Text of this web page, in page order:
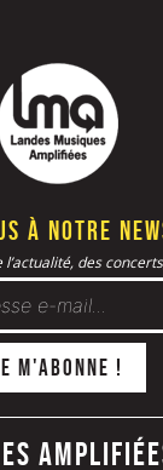
à notre
des